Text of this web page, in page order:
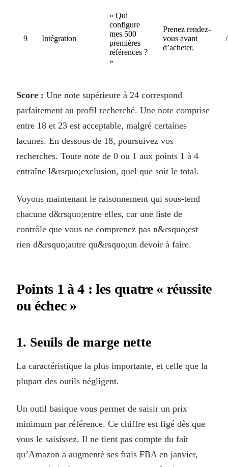
9 Intégration
« Qui
configure
mes 500
premières
références ?
»
Prenez rendez-
vous avant
d’acheter.
Score : Une note supérieure à 24 correspond
parfaitement au profil recherché. Une note comprise
entre 18 et 23 est acceptable, malgré certaines
lacunes. En dessous de 18, poursuivez vos
recherches. Toute note de 0 ou 1 aux points 1 à 4
entraîne l&rsquo;exclusion, quel que soit le total.
Voyons maintenant le raisonnement qui sous-tend
chacune d&rsquo;entre elles, car une liste de
contrôle que vous ne comprenez pas n&rsquo;est
rien d&rsquo;autre qu&rsquo;un devoir à faire.
Points 1 à 4 : les quatre « réussite
ou échec »
1. Seuils de marge nette
La caractéristique la plus importante, et celle que la
plupart des outils négligent.
Un outil basique vous permet de saisir un prix
minimum par référence. Ce chiffre est figé dès que
vous le saisissez. Il ne tient pas compte du fait
qu’Amazon a augmenté ses frais FBA en janvier,